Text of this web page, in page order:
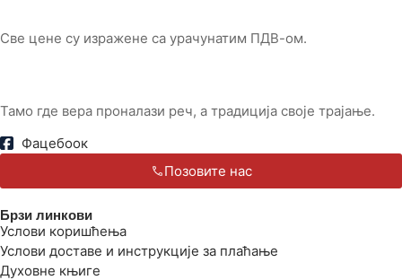
Све цене су изражене са урачунатим ПДВ-ом.
Тамо где вера проналази реч, а традиција своје трајање.
Фацебоок
Позовите нас
Брзи линкови
Услови коришћења
Услови доставе и инструкције за плаћање
Духовне књиге